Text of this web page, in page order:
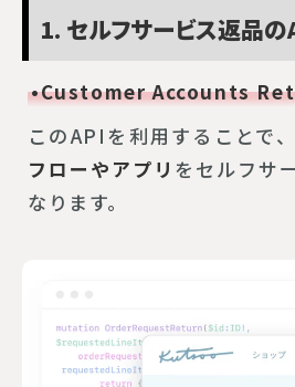
1. セルフサービス返品
•Customer Accounts
このAPIを利用することで
フローやアプリ をセルフサ
なります。